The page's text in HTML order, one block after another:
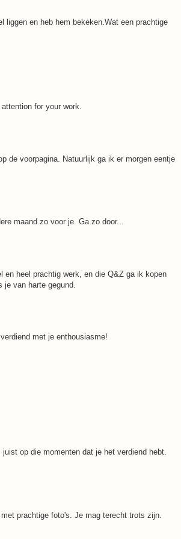
liggen en heb hem bekeken.Wat een prachtige
for your work.
de voorpagina. Natuurlijk ga ik er morgen eentje
maand zo voor je. Ga zo door...
heel prachtig werk, en die Q&Z ga ik kopen
van harte gegund.
met je enthousiasme!
op die momenten dat je het verdiend hebt.
prachtige foto's. Je mag terecht trots zijn.